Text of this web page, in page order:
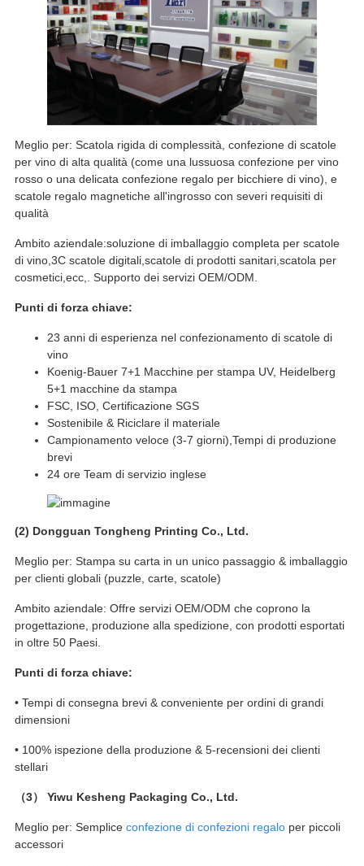
Meglio per: Scatola rigida di complessità, confezione di scatole
per vino di alta qualità (come una lussuosa confezione per vino
rosso o una delicata confezione regalo per bicchiere di vino), e
scatole regalo magnetiche all'ingrosso con severi requisiti di
qualità
Ambito aziendale:soluzione di imballaggio completa per scatole
di vino,3C scatole digitali,scatole di prodotti sanitari,scatola per
cosmetici,ecc,. Supporto dei servizi OEM/ODM.
Punti di forza chiave:
23 anni di esperienza nel confezionamento di scatole di
vino
Koenig-Bauer 7+1 Macchine per stampa UV, Heidelberg
5+1 macchine da stampa
FSC, ISO, Certificazione SGS
Sostenibile & Riciclare il materiale
Campionamento veloce (3-7 giorni),Tempi di produzione
brevi
24 ore Team di servizio inglese
(2) Dongguan Tongheng Printing Co., Ltd.
Meglio per: Stampa su carta in un unico passaggio & imballaggio
per clienti globali (puzzle, carte, scatole)
Ambito aziendale: Offre servizi OEM/ODM che coprono la
progettazione, produzione alla spedizione, con prodotti esportati
in oltre 50 Paesi.
Punti di forza chiave:
• Tempi di consegna brevi & conveniente per ordini di grandi
dimensioni
• 100% ispezione della produzione & 5-recensioni dei clienti
stellari
（3） Yiwu Kesheng Packaging Co., Ltd.
Meglio per: Semplice confezione di confezioni regaloper piccoli
accessori